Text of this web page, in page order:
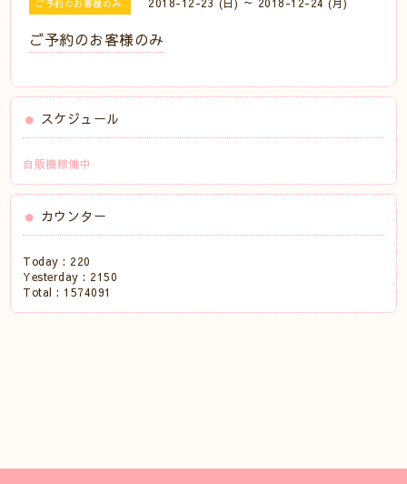
ご予約のお客様のみ
ご予約のお客様のみ
スケジュール
自販機稼働中
カウンター
Today : 220
Yesterday : 2150
Total : 1574091